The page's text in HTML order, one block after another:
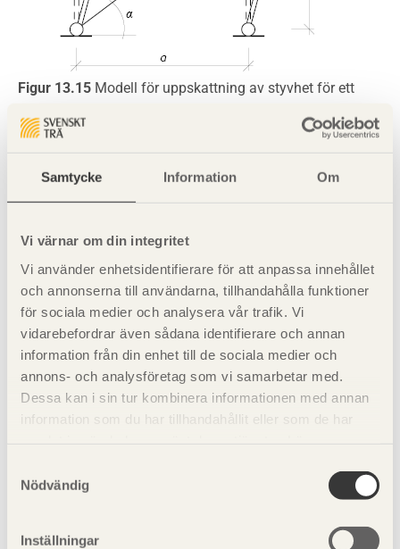
Samtycke Information Om
Vi värnar om din integritet
Vi använder enhetsidentifierare för att anpassa innehållet
och annonserna till användarna, tillhandahålla funktioner
för sociala medier och analysera vår trafik. Vi
vidarebefordrar även sådana identifierare och annan
information från din enhet till de sociala medier och
annons- och analysföretag som vi samarbetar med.
Dessa kan i sin tur kombinera informationen med annan
information som du har tillhandahållit eller som de har
Nödvändig
Inställningar
Figur 13.15 Modell för uppskattning av styvhet för ett